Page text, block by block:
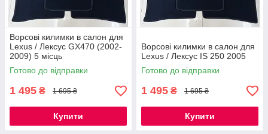
Ворсові килимки в салон для
Lexus / Лексус GX470 (2002-
2009) 5 місць
Готово до відправки
1 495 ₴ 1 695 ₴
Купити
Ворсові килимки в салон для
Lexus / Лексус IS 250 2005
Готово до відправки
1 495 ₴ 1 695 ₴
Купити